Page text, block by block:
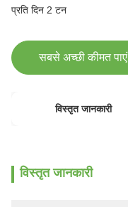
प्रति दिन 2 टन
सबसे अच्छी कीमत पाएं
विस्तृत जानकारी
विस्तृत जानकारी